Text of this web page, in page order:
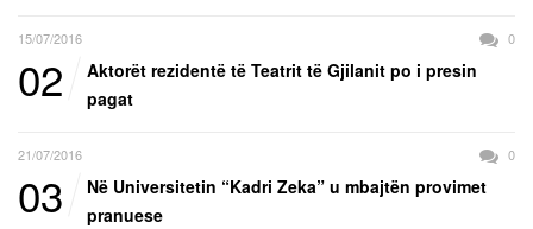
15/07/2016 0
02
Aktorët rezidentë të Teatrit të Gjilanit po i presin
pagat
21/07/2016 0
03
Në Universitetin “Kadri Zeka” u mbajtën provimet
pranuese